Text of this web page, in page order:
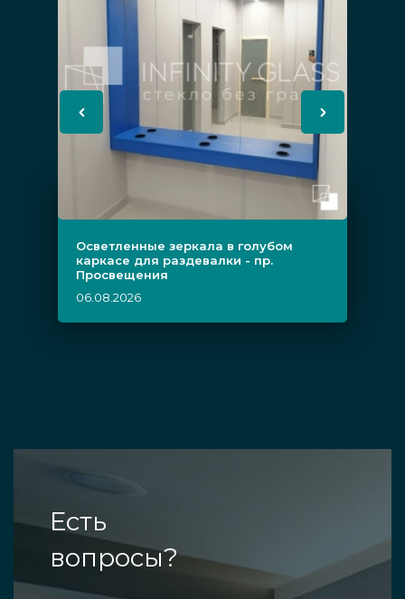
Осветленные зеркала в голубом
каркасе для раздевалки - пр.
Просвещения
06.08.2026
Есть
вопросы?